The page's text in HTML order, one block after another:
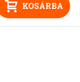
KOSÁRBA